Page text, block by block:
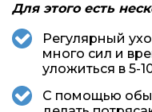
Для этого есть
Регулярный
много сил и
уложиться в 5-
С помощью